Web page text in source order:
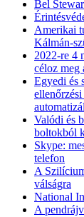
Bel
Amerikai
Kálmán-
2022-re 4
céloz meg
Egyedi és
Valódi és
boltokból
Skype:
telefon
A
válságra
National
A